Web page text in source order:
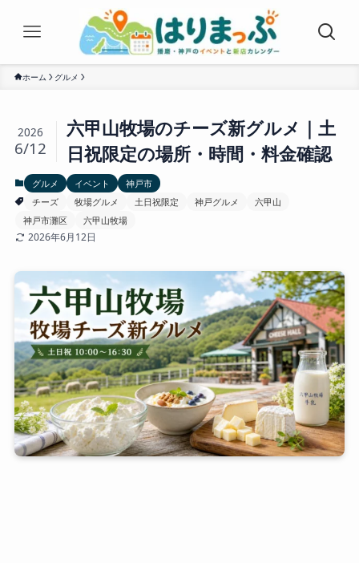
ホーム グルメ
六甲山牧場のチーズ新グルメ｜土
日祝限定の場所・時間・料金確認
2026
6/12
グルメ イベント
神戸市
チーズ
牧場グルメ 土日祝限定 神戸グルメ
六甲山
神戸市灘区
六甲山牧場
2026年6月12日